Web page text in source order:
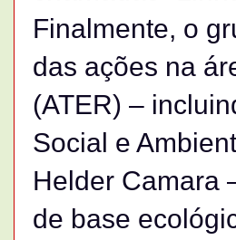
Finalmente, o
das ações na
(ATER) –
Social e
Helder Camara
de base